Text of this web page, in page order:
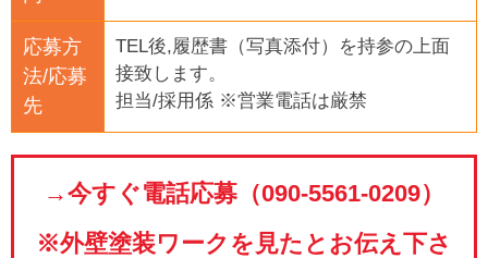
応募方
法/応募
先
TEL後,履歴書（写真添付）を持参の上面
接致します。
担当/採用係 ※営業電話は厳禁
→今すぐ電話応募（090-5561-0209）
※外壁塗装ワークを見たとお伝え下さ